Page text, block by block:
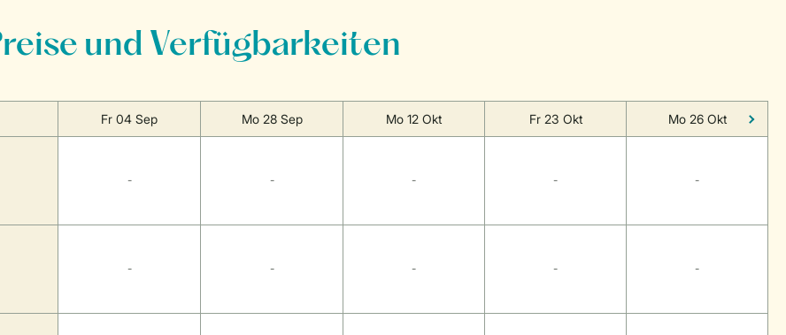
und Verfügbarkeiten
Fr 04 Sep Mo 28 Sep Mo 12 Okt Fr 23 Okt Mo 26 Okt
- - - - -
- - - - -